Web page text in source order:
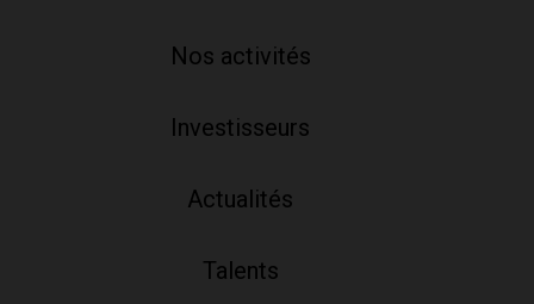
Nos activités
Investisseurs
Actualités
Talents